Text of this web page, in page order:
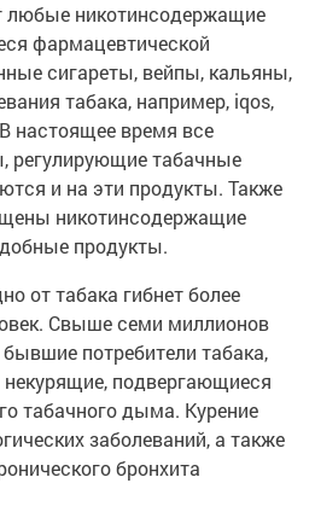
любые никотинсодержащие
фармацевтической
сигареты, вейпы, кальяны,
табака, например, iqos,
настоящее время все
регулирующие табачные
и на эти продукты. Также
никотинсодержащие
продукты.
от табака гибнет более
Свыше семи миллионов
потребители табака,
подвергающиеся
табачного дыма. Курение
заболеваний, а также
бронхита